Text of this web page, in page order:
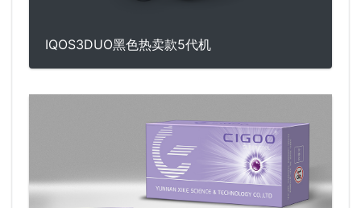
IQOS3DUO黑色热卖款5代机